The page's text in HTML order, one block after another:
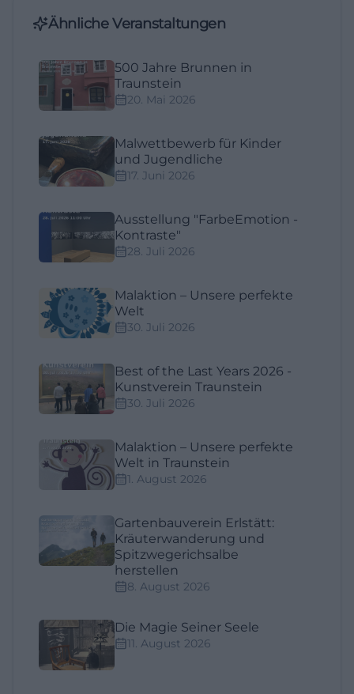
Ähnliche Veranstaltungen
500 Jahre Brunnen in
Traunstein
20. Mai 2026
Malwettbewerb für Kinder
und Jugendliche
17. Juni 2026
Ausstellung "FarbeEmotion -
Kontraste"
28. Juli 2026
Malaktion – Unsere perfekte
Welt
30. Juli 2026
Best of the Last Years 2026 -
Kunstverein Traunstein
30. Juli 2026
Malaktion – Unsere perfekte
Welt in Traunstein
1. August 2026
Gartenbauverein Erlstätt:
Kräuterwanderung und
Spitzwegerichsalbe
herstellen
8. August 2026
Die Magie Seiner Seele
11. August 2026